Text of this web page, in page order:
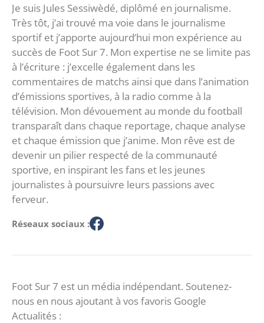
Je suis Jules Sessiwèdé, diplômé en journalisme.
Très tôt, j’ai trouvé ma voie dans le journalisme
sportif et j’apporte aujourd’hui mon expérience au
succès de Foot Sur 7. Mon expertise ne se limite pas
à l’écriture : j’excelle également dans les
commentaires de matchs ainsi que dans l’animation
d’émissions sportives, à la radio comme à la
télévision. Mon dévouement au monde du football
transparaît dans chaque reportage, chaque analyse
et chaque émission que j’anime. Mon rêve est de
devenir un pilier respecté de la communauté
sportive, en inspirant les fans et les jeunes
journalistes à poursuivre leurs passions avec
ferveur.
Réseaux sociaux :
Foot Sur 7 est un média indépendant. Soutenez-
nous en nous ajoutant à vos favoris Google
Actualités :